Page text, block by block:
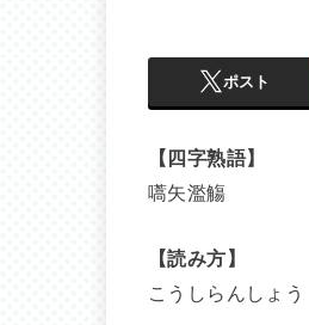
ポスト
【四字熟語】
嚆矢濫觴
【読み方】
こうしらんしょう